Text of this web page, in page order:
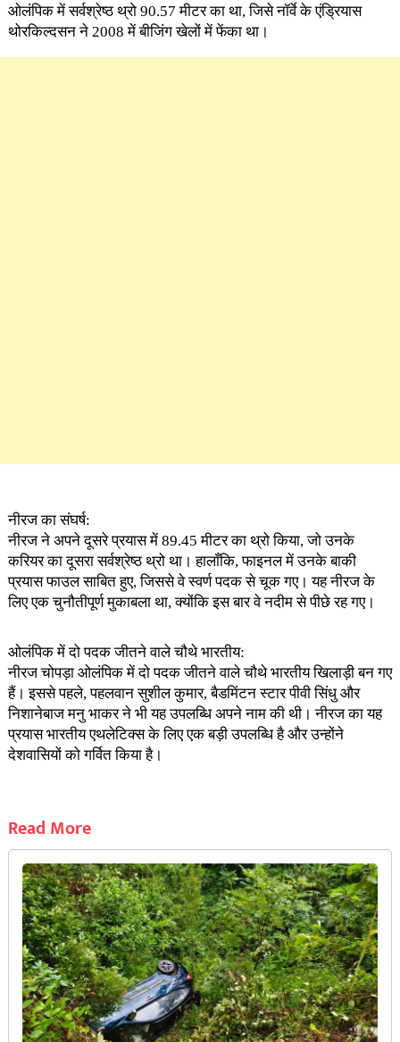
ओलंपिक में सर्वश्रेष्ठ थ्रो 90.57 मीटर का था, जिसे नॉर्वे के एंड्रियास
थोरकिल्दसन ने 2008 में बीजिंग खेलों में फेंका था।
नीरज का संघर्ष:
नीरज ने अपने दूसरे प्रयास में 89.45 मीटर का थ्रो किया, जो उनके
करियर का दूसरा सर्वश्रेष्ठ थ्रो था। हालाँकि, फाइनल में उनके बाकी
प्रयास फाउल साबित हुए, जिससे वे स्वर्ण पदक से चूक गए। यह नीरज के
लिए एक चुनौतीपूर्ण मुकाबला था, क्योंकि इस बार वे नदीम से पीछे रह गए।
ओलंपिक में दो पदक जीतने वाले चौथे भारतीय:
नीरज चोपड़ा ओलंपिक में दो पदक जीतने वाले चौथे भारतीय खिलाड़ी बन गए
हैं। इससे पहले, पहलवान सुशील कुमार, बैडमिंटन स्टार पीवी सिंधु और
निशानेबाज मनु भाकर ने भी यह उपलब्धि अपने नाम की थी। नीरज का यह
प्रयास भारतीय एथलेटिक्स के लिए एक बड़ी उपलब्धि है और उन्होंने
देशवासियों को गर्वित किया है।
Read More